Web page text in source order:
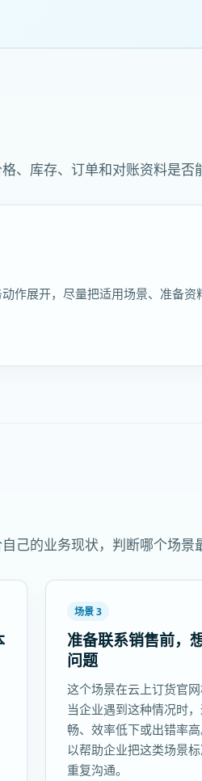
、库存、订单和对账资料是否
作展开，尽量把适用场景、准备
己的业务现状，判断哪个场景
场景 3
准备联系销售前，
问题
这个场景在云上订货官
当企业遇到这种情况时
畅、效率低下或出错率
以帮助企业把这类场景
重复沟通。